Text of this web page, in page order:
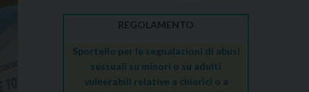
REGOLAMENTO
Sportello per le segnalazioni di abusi
sessuali su minori o su adulti
vulnerabili relative a chierici o a